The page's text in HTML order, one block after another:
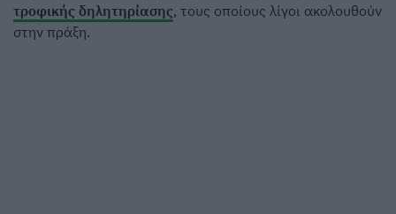
τροφικής δηλητηρίασης, τους οποίους λίγοι ακολουθούν
στην πράξη.